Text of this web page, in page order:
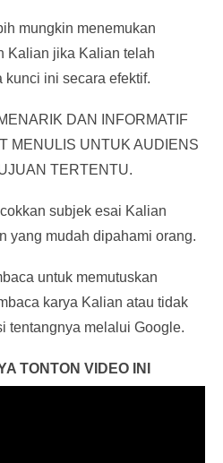
mungkin menemukan
Kalian jika Kalian telah
kunci ini secara efektif.
DAN INFORMATIF
MENULIS UNTUK AUDIENS
TERTENTU.
subjek esai Kalian
yang mudah dipahami orang.
untuk memutuskan
karya Kalian atau tidak
tentangnya melalui Google.
TONTON VIDEO INI